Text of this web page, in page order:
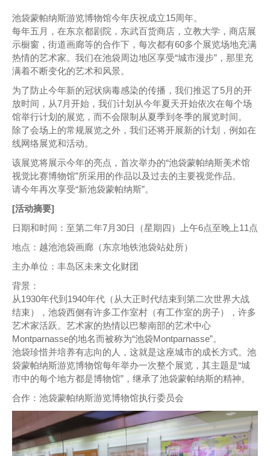
池袋蒙帕纳斯游览博物馆今年庆祝成立15周年。
每年五月，在东京都剧院，东武百货商店，立教大学，商店展
示橱窗，街道画廊等的合作下，每次都有60多个展览场地充满
热情的艺术家。我们在池袋周边地区享受“城市漫步”，那里充
满着不断变化的艺术和风景。
为了防止今年新的冠状病毒感染的传播，我们推迟了5月的开
放时间，从7月开始，我们计划从今年夏天开始依次在每个场
馆举行计划的展览，而不会限制从夏季到冬季的展览时间。
除了会场上的常规展览之外，我们还将开展新的计划，例如在
线网络展览和活动。
该展览将展示今年的亮点，首次举办的“池袋蒙帕纳斯美术馆
视觉比赛博物馆”所采用的作品以及过去的主要视觉作品。
请今年再次享受“新池袋蒙帕纳斯”。
[活动摘要]
日期和时间：至第二年7月30日（星期四）上午6点至晚上11点
地点：越池池袋画廊（东京地铁池袋站处所）
主办单位：丰岛区未来文化财团
背景：
从1930年代到1940年代（从大正时代结束到第二次世界大战
结束），池袋西侧有许多工作室村（有工作室的房子），许多
艺术家活跃。艺术家的热情以巴黎南部的艺术中心
Montparnasse的地名而被称为“池袋Montparnasse”。
池袋珍惜并培养有志向的人，这就是这座城市的成长方式。池
袋蒙帕纳斯游览博物馆每年举办一次整个展览，其主题是“城
市中的每个地方都是博物馆”，继承了池袋蒙帕纳斯的精神。
合作：池袋蒙帕纳斯游览博物馆执行委员会